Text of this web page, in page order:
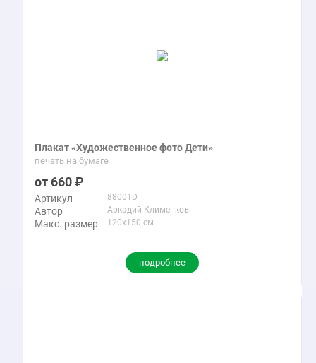
Плакат «Художественное фото Дети»
печать на бумаге
660
Артикул 88001D
Автор Аркадий Клименков
Макс. размер 120x150 см
подробнее